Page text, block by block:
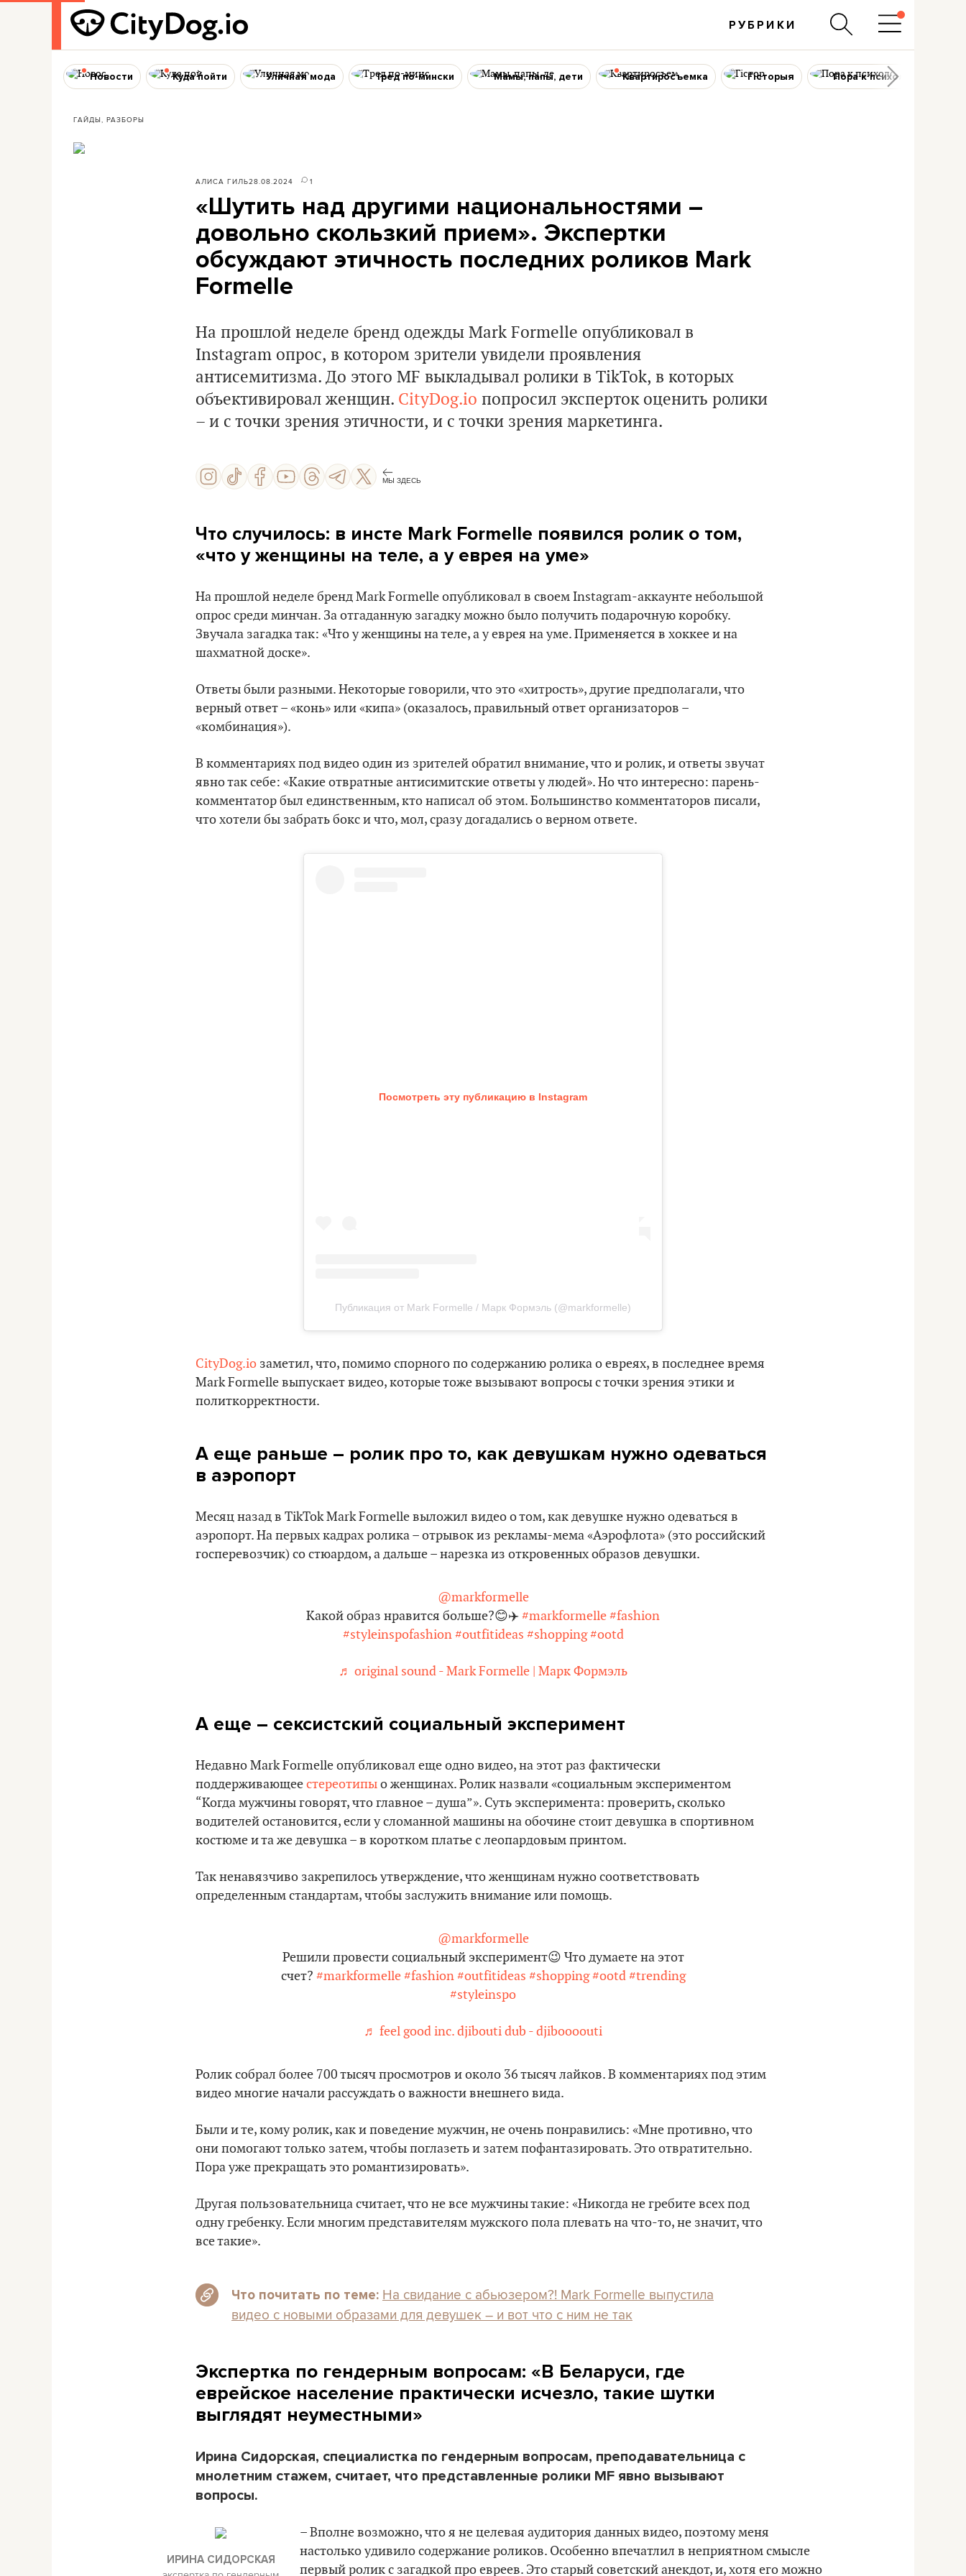
РУБРИКИ
Новости Куда пойти Уличная мода Тред по-мински Мамы, папы, дети Квартиросъемка Гісторыя Пора к психологу
ГАЙДЫ, РАЗБОРЫ
АЛИСА ГИЛЬ28.08.2024 1
«Шутить над другими национальностями –
довольно скользкий прием». Экспертки
обсуждают этичность последних роликов Mark
Formelle
На прошлой неделе бренд одежды Mark Formelle опубликовал в
Instagram опрос, в котором зрители увидели проявления
антисемитизма. До этого MF выкладывал ролики в TikTok, в которых
объективировал женщин. CityDog.io попросил эксперток оценить ролики
– и с точки зрения этичности, и с точки зрения маркетинга.
МЫ ЗДЕСЬ
Что случилось: в инсте Mark Formelle появился ролик о том,
«что у женщины на теле, а у еврея на уме»
На прошлой неделе бренд Mark Formelle опубликовал в своем Instagram-аккаунте небольшой
опрос среди минчан. За отгаданную загадку можно было получить подарочную коробку.
Звучала загадка так: «Что у женщины на теле, а у еврея на уме. Применяется в хоккее и на
шахматной доске».
Ответы были разными. Некоторые говорили, что это «хитрость», другие предполагали, что
верный ответ – «конь» или «кипа» (оказалось, правильный ответ организаторов –
«комбинация»).
В комментариях под видео один из зрителей обратил внимание, что и ролик, и ответы звучат
явно так себе: «Какие отвратные антисимитские ответы у людей». Но что интересно: парень-
комментатор был единственным, кто написал об этом. Большинство комментаторов писали,
что хотели бы забрать бокс и что, мол, сразу догадались о верном ответе.
Посмотреть эту публикацию в Instagram
Публикация от Mark Formelle / Марк Формэль (@markformelle)
CityDog.io заметил, что, помимо спорного по содержанию ролика о евреях, в последнее время
Mark Formelle выпускает видео, которые тоже вызывают вопросы с точки зрения этики и
политкорректности.
А еще раньше – ролик про то, как девушкам нужно одеваться
в аэропорт
Месяц назад в TikTok Mark Formelle выложил видео о том, как девушке нужно одеваться в
аэропорт. На первых кадрах ролика – отрывок из рекламы-мема «Аэрофлота» (это российский
госперевозчик) со стюардом, а дальше – нарезка из откровенных образов девушки.
@markformelle
Какой образ нравится больше?😊✈️#markformelle#fashion
#styleinspofashion #outfitideas #shopping #ootd
♬ original sound - Mark Formelle | Марк Формэль
А еще – сексистский социальный эксперимент
Недавно Mark Formelle опубликовал еще одно видео, на этот раз фактически
поддерживающеестереотипыо женщинах. Ролик назвали «социальным экспериментом
“Когда мужчины говорят, что главное – душа”». Суть эксперимента: проверить, сколько
водителей остановится, если у сломанной машины на обочине стоит девушка в спортивном
костюме и та же девушка – в коротком платье с леопардовым принтом.
Так ненавязчиво закрепилось утверждение, что женщинам нужно соответствовать
определенным стандартам, чтобы заслужить внимание или помощь.
@markformelle
Решили провести социальный эксперимент😉 Что думаете на этот
счет? #markformelle #fashion #outfitideas #shopping #ootd #trending
#styleinspo
♬ feel good inc. djibouti dub - djiboooouti
Ролик собрал более 700 тысяч просмотров и около 36 тысяч лайков. В комментариях под этим
видео многие начали рассуждать о важности внешнего вида.
Были и те, кому ролик, как и поведение мужчин, не очень понравились: «Мне противно, что
они помогают только затем, чтобы поглазеть и затем пофантазировать. Это отвратительно.
Пора уже прекращать это романтизировать».
Другая пользовательница считает, что не все мужчины такие: «Никогда не гребите всех под
одну гребенку. Если многим представителям мужского пола плевать на что-то, не значит, что
все такие».
Что почитать по теме: На свидание с абьюзером?! Mark Formelle выпустила
видео с новыми образами для девушек – и вот что с ним не так
Экспертка по гендерным вопросам: «В Беларуси, где
еврейское население практически исчезло, такие шутки
выглядят неуместными»
Ирина Сидорская, специалистка по гендерным вопросам, преподавательница с
мнолетним стажем, считает, что представленные ролики MF явно вызывают
вопросы.
ИРИНА СИДОРСКАЯ
– Вполне возможно, что я не целевая аудитория данных видео, поэтому меня
настолько удивило содержание роликов. Особенно впечатлил в неприятном смысле
первый ролик с загадкой про евреев. Это старый советский анекдот, и, хотя его можно